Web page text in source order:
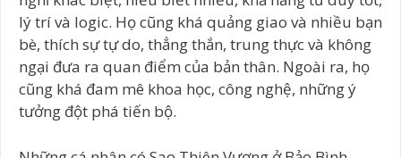
lý trí và logic. Họ cũng khá quảng giao và nhiều bạn
bè, thích sự tự do, thẳng thắn, trung thực và không
ngại đưa ra quan điểm của bản thân. Ngoài ra, họ
cũng khá đam mê khoa học, công nghệ, những ý
tưởng đột phá tiến bộ.